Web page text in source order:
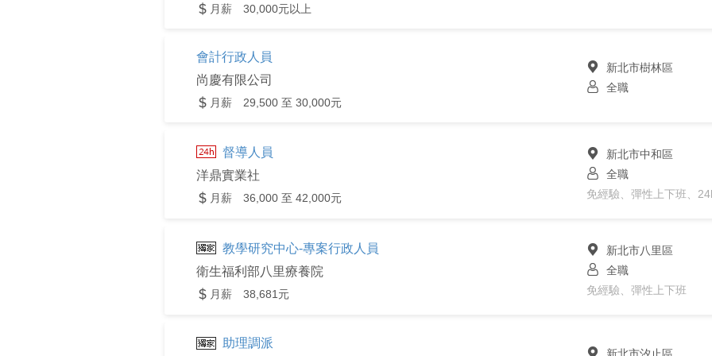
月薪 30,000元以上
會計行政人員
尚慶有限公司
月薪 29,500 至 30,000元
新北市樹林區
全職
督導人員
洋鼎實業社
月薪 36,000 至 42,000元
新北市中和區
全職
免經驗、彈性上下班、
教學研究中心-專案行政人員
衛生福利部八里療養院
月薪 38,681元
新北市八里區
全職
免經驗、彈性上下班
助理調派